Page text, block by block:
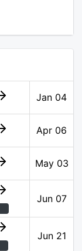
Jan 04
Apr 06
May 03
Jun 07
Jun 21